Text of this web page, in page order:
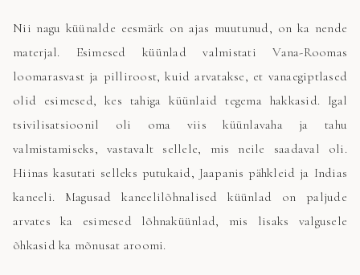
Nii nagu küünalde eesmärk on ajas muutunud, on ka nende
materjal. Esimesed küünlad valmistati Vana-Roomas
loomarasvast ja pilliroost, kuid arvatakse, et vanaegiptlased
olid esimesed, kes tahiga küünlaid tegema hakkasid. Igal
tsivilisatsioonil oli oma viis küünlavaha ja tahu
valmistamiseks, vastavalt sellele, mis neile saadaval oli.
Hiinas kasutati selleks putukaid, Jaapanis pähkleid ja Indias
kaneeli. Magusad kaneelilõhnalised küünlad on paljude
arvates ka esimesed lõhnaküünlad, mis lisaks valgusele
õhkasid ka mõnusat aroomi.